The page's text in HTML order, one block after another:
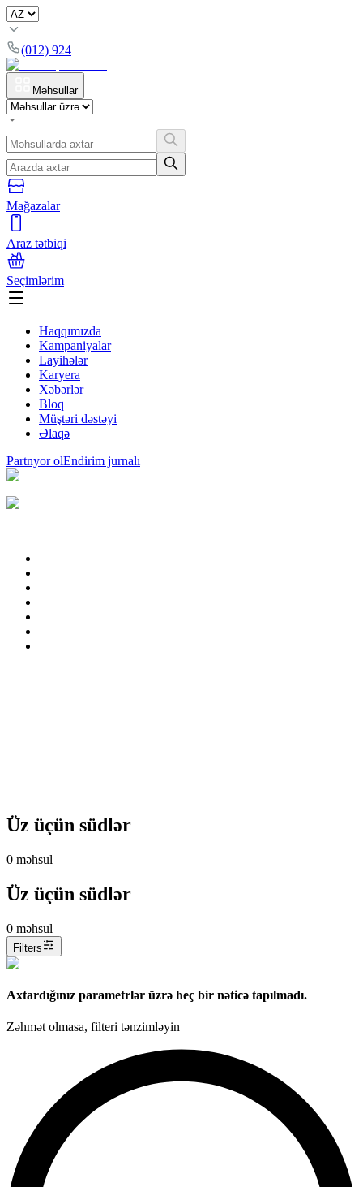
(012) 924
Məhsullar
Mağazalar
Araz tətbiqi
Seçimlərim
Haqqımızda
Kampaniyalar
Layihələr
Karyera
Xəbərlər
Bloq
Müştəri dəstəyi
Əlaqə
Partnyor olEndirim jurnalı
Üz üçün südlər
0 məhsul
Üz üçün südlər
0 məhsul
Filters
Axtardığınız parametrlər üzrə heç bir nəticə tapılmadı.
Zəhmət olmasa, filteri tənzimləyin